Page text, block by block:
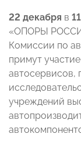
22 декабря в
«ОПОРЫ
Комиссии по
примут
автосервисов,
учреждений